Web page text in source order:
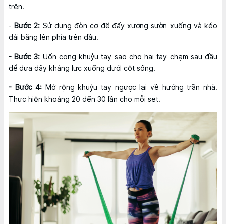
trên.
- Bước 2: Sử dụng đòn cơ để đẩy xương sườn xuống và kéo
dải băng lên phía trên đầu.
- Bước 3: Uốn cong khuỷu tay sao cho hai tay chạm sau đầu
để đưa dây kháng lực xuống dưới cột sống.
- Bước 4: Mở rộng khuỷu tay ngược lại về hướng trần nhà.
Thực hiện khoảng 20 đến 30 lần cho mỗi set.